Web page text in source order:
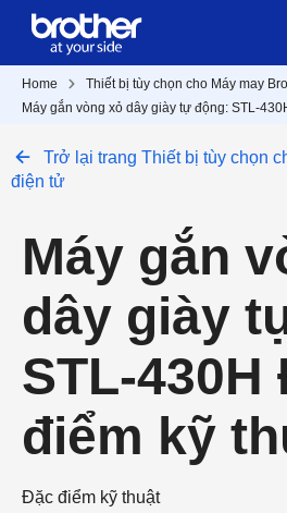
Home Thiết bị tùy chọn cho Máy may
Máy gắn vòng xỏ dây giày tự động: STL-
Trở lại trang Thiết bị tùy chọn
điện tử
Máy gắn
dây giày
STL-430H
điểm kỹ
Đặc điểm kỹ thuật